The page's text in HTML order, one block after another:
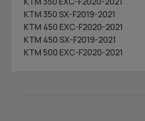
KTM 350 SX-F2019-2021
KTM 450 EXC-F2020-2021
KTM 450 SX-F2019-2021
KTM 500 EXC-F2020-2021